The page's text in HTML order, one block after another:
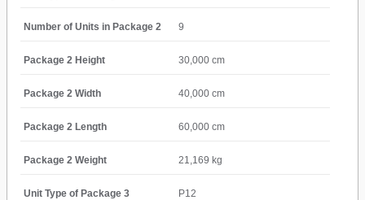
Number of Units in Package 2 9
Package 2 Height 30,000 cm
Package 2 Width 40,000 cm
Package 2 Length 60,000 cm
Package 2 Weight 21,169 kg
Unit Type of Package 3 P12